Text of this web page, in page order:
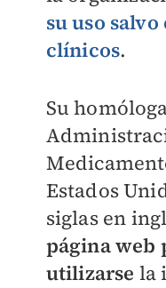
su uso salvo
clínicos.
Su
Estados
siglas en
página web
utilizarse la